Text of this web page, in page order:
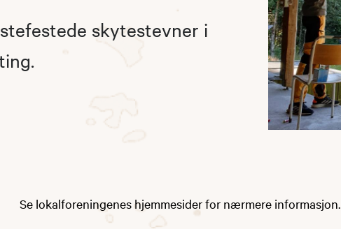
skytestevner i
Se lokalforeningenes hjemmesider for nærmere informasjon.